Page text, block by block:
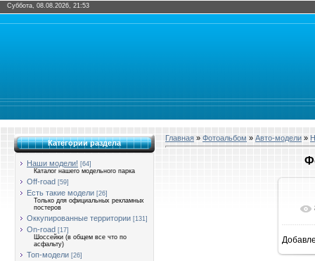
Суббота, 08.08.2026, 21:53
Категории раздела
Наши модели! [64]
Каталог нашего модельного парка
Off-road [59]
Есть такие модели [26]
Только для официальных рекламных
постеров
Оккупированные территории [131]
On-road [17]
Шоссейки (в общем все что по
асфальту)
Топ-модели [26]
Главная » Фотоальбом » Авто-модели »